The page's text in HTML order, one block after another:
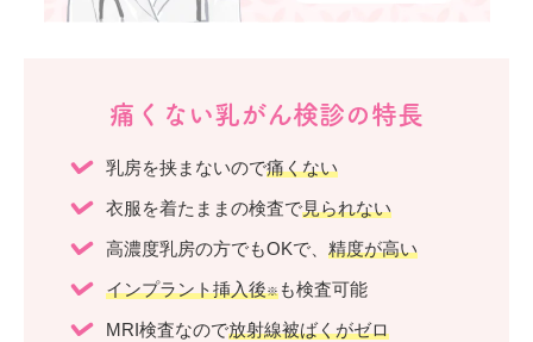
痛くない乳がん検診の特長
乳房を挟まないので痛くない
衣服を着たままの検査で見られない
高濃度乳房の方でもOKで、 精度が高い
インプラント挿入後※ も検査可能
MRI検査なので放射線被ばくがゼロ